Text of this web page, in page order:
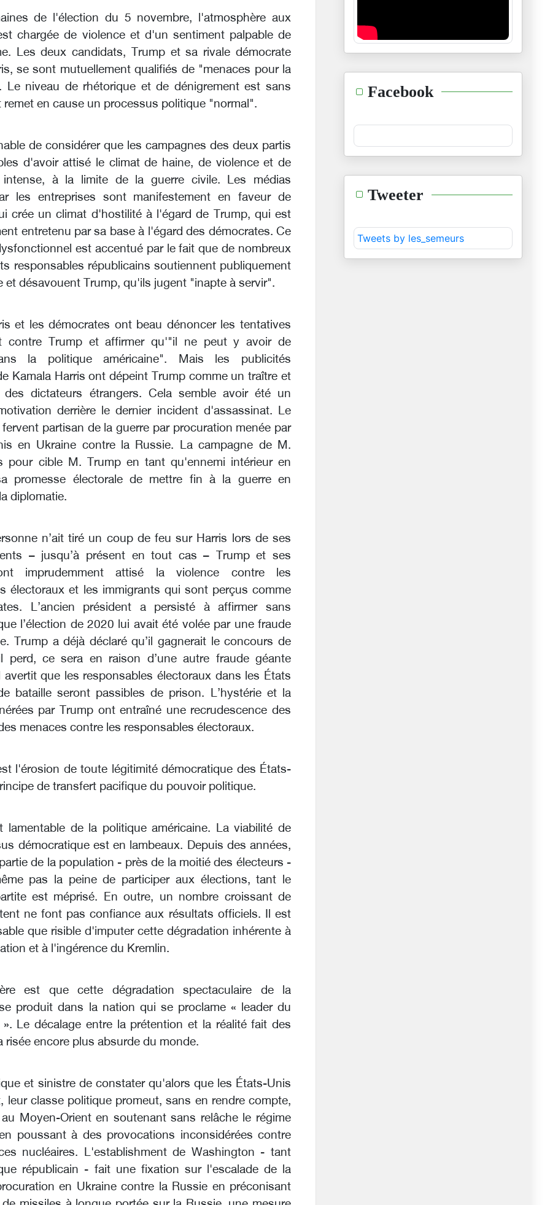
de l'élection du 5 novembre, l'atmosphère aux
chargée de violence et d'un sentiment palpable de
Les deux candidats, Trump et sa rivale démocrate
se sont mutuellement qualifiés de "menaces pour la
Le niveau de rhétorique et de dénigrement est sans
remet en cause un processus politique "normal".
de considérer que les campagnes des deux partis
d'avoir attisé le climat de haine, de violence et de
intense, à la limite de la guerre civile. Les médias
les entreprises sont manifestement en faveur de
crée un climat d'hostilité à l'égard de Trump, qui est
entretenu par sa base à l'égard des démocrates. Ce
est accentué par le fait que de nombreux
responsables républicains soutiennent publiquement
et désavouent Trump, qu'ils jugent "inapte à servir".
et les démocrates ont beau dénoncer les tentatives
contre Trump et affirmer qu'"il ne peut y avoir de
la politique américaine". Mais les publicités
Kamala Harris ont dépeint Trump comme un traître et
dictateurs étrangers. Cela semble avoir été un
derrière le dernier incident d'assassinat. Le
partisan de la guerre par procuration menée par
en Ukraine contre la Russie. La campagne de M.
pour cible M. Trump en tant qu'ennemi intérieur en
promesse électorale de mettre fin à la guerre en
diplomatie.
n’ait tiré un coup de feu sur Harris lors de ses
– jusqu’à présent en tout cas – Trump et ses
imprudemment attisé la violence contre les
électoraux et les immigrants qui sont perçus comme
L’ancien président a persisté à affirmer sans
l’élection de 2020 lui avait été volée par une fraude
Trump a déjà déclaré qu’il gagnerait le concours de
perd, ce sera en raison d’une autre fraude géante
avertit que les responsables électoraux dans les États
bataille seront passibles de prison. L’hystérie et la
par Trump ont entraîné une recrudescence des
menaces contre les responsables électoraux.
l'érosion de toute légitimité démocratique des États-
de transfert pacifique du pouvoir politique.
lamentable de la politique américaine. La viabilité de
démocratique est en lambeaux. Depuis des années,
de la population - près de la moitié des électeurs -
pas la peine de participer aux élections, tant le
est méprisé. En outre, un nombre croissant de
ne font pas confiance aux résultats officiels. Il est
que risible d'imputer cette dégradation inhérente à
et à l'ingérence du Kremlin.
est que cette dégradation spectaculaire de la
produit dans la nation qui se proclame « leader du
Le décalage entre la prétention et la réalité fait des
risée encore plus absurde du monde.
et sinistre de constater qu'alors que les États-Unis
leur classe politique promeut, sans en rendre compte,
Moyen-Orient en soutenant sans relâche le régime
poussant à des provocations inconsidérées contre
nucléaires. L'establishment de Washington - tant
républicain - fait une fixation sur l'escalade de la
en Ukraine contre la Russie en préconisant
Facebook
Tweeter
Tweets by les_semeurs